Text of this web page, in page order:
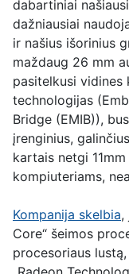
dabartiniai
dažniausiai
ir našius išorinius
maždaug 26 mm
pasitelkusi
technologijas
Bridge (EMIB)),
įrenginius,
kartais netgi
kompiuteriams,
Kompanija skelbia,
Core“ šeimos
procesoriaus